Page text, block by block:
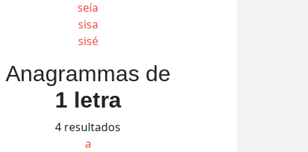
seía
sisa
sisé
Anagrammas de
1 letra
4 resultados
a